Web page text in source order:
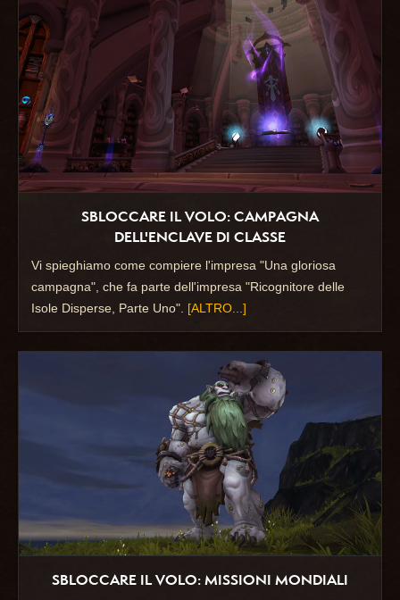
SBLOCCARE IL VOLO: CAMPAGNA
DELL'ENCLAVE DI CLASSE
Vi spieghiamo come compiere l'impresa "Una gloriosa
campagna", che fa parte dell'impresa "Ricognitore delle
Isole Disperse, Parte Uno". [ALTRO...]
SBLOCCARE IL VOLO: MISSIONI MONDIALI